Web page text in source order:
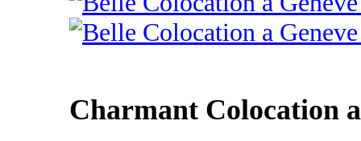
Charmant Colocation